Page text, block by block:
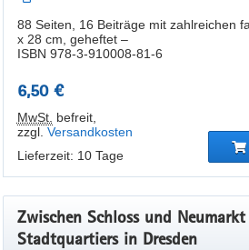
88 Seiten, 16 Beiträge mit zahlreichen
x 28 cm, geheftet –
ISBN 978-3-910008-81-6
6,50 €
MwSt. befreit,
zzgl. Versandkosten
Lieferzeit: 10 Tage
Zwischen Schloss und
Stadtquartiers in Dresden